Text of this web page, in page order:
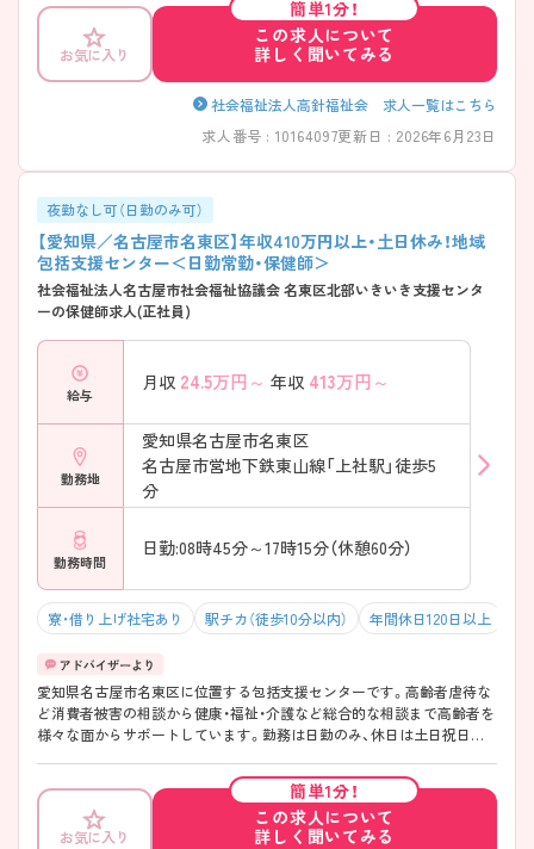
お気に入り
簡単1分！
この求人について
詳しく聞いてみる
社会福祉法人高針福祉会 求人一覧はこちら
求人番号 : 10164097更新日 : 2026年6月23日
夜勤なし可（日勤のみ可）
【愛知県／名古屋市名東区】年収410万円以上・土日休み！地域
包括支援センター＜日勤常勤・保健師＞
社会福祉法人名古屋市社会福祉協議会 名東区北部いきいき支援センタ
ーの保健師求人(正社員)
給与
月収 24.5万円～ 年収 413万円～
勤務地
愛知県名古屋市名東区
名古屋市営地下鉄東山線「上社駅」徒歩5
分
勤務時間
日勤:08時45分～17時15分（休憩60分）
寮・借り上げ社宅あり 駅チカ（徒歩10分以内） 年間休日120日以上
愛知県名古屋市名東区に位置する包括支援センターです。高齢者虐待な
ど消費者被害の相談から健康・福祉・介護など総合的な相談まで高齢者を
様々な面からサポートしています。勤務は日勤のみ、休日は土日祝日休
りやすい環境です。ご興味ある方には、面接対策ポイントなど、さらに詳
細をお話しいたしますのでお気軽にご相談ください。
お気に入り
簡単1分！
この求人について
詳しく聞いてみる